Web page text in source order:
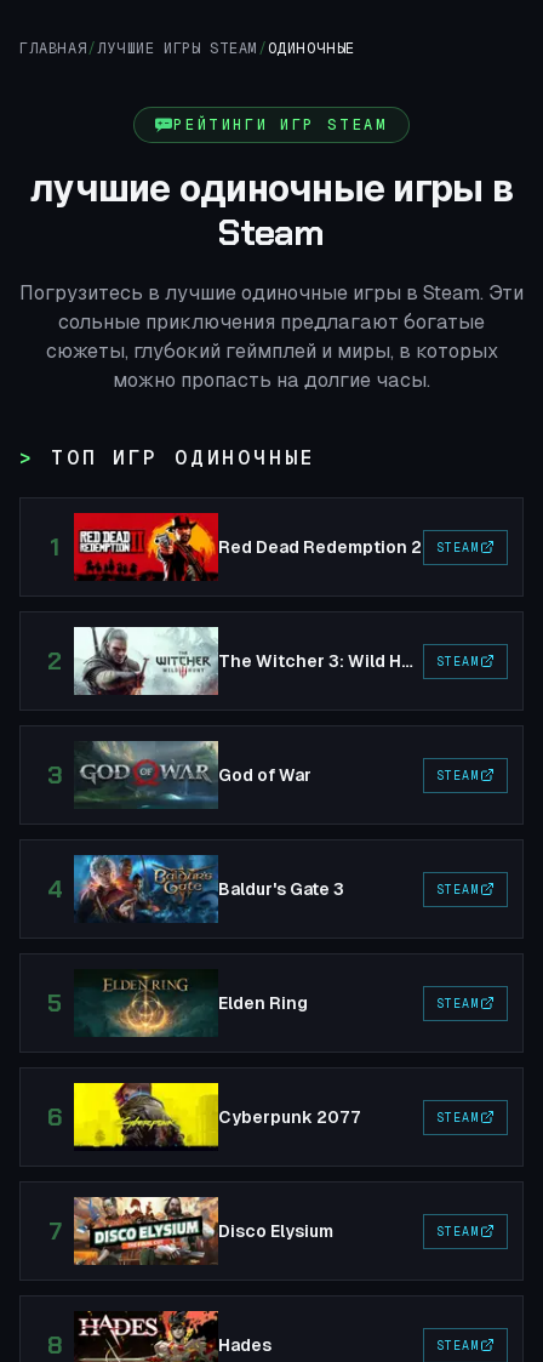
ГЛАВНАЯ /ЛУЧШИЕ ИГРЫ STEAM /ОДИНОЧНЫЕ
РЕЙТИНГИ ИГР STEAM
лучшие одиночные игры в
Steam
Погрузитесь в лучшие одиночные игры в Steam. Эти
сольные приключения предлагают богатые
сюжеты, глубокий геймплей и миры, в которых
можно пропасть на долгие часы.
ТОП ИГР ОДИНОЧНЫЕ
1 Red Dead Redemption 2 STEAM
2 The Witcher 3: Wild Hunt STEAM
3 God of War STEAM
4 Baldur's Gate 3 STEAM
5 Elden Ring STEAM
6 Cyberpunk 2077 STEAM
7 Disco Elysium STEAM
8 Hades STEAM